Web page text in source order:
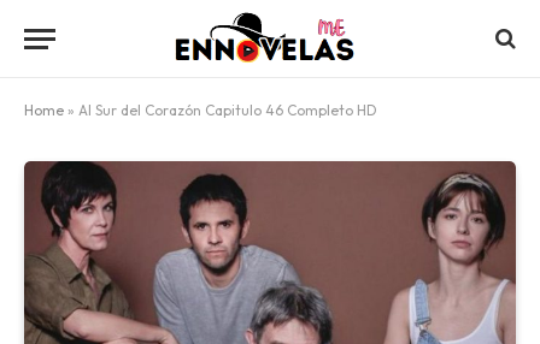
Home » Al Sur del Corazón Capitulo 46 Completo HD